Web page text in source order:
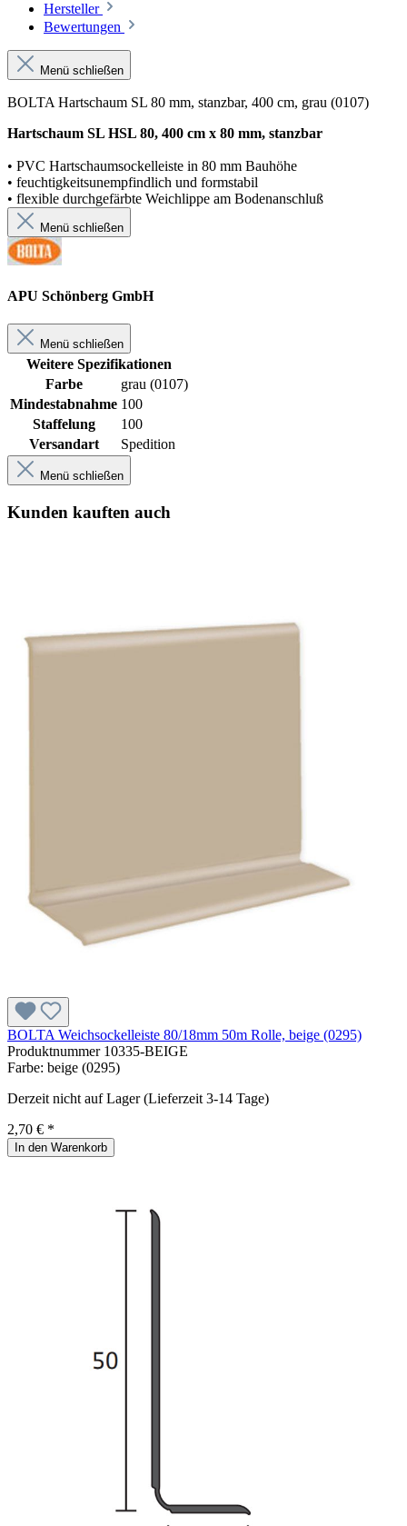
Hersteller
Bewertungen
Menü schließen
BOLTA Hartschaum SL 80 mm, stanzbar, 400 cm, grau (0107)
Hartschaum SL HSL 80, 400 cm x 80 mm, stanzbar
• PVC Hartschaumsockelleiste in 80 mm Bauhöhe
• feuchtigkeitsunempfindlich und formstabil
• flexible durchgefärbte Weichlippe am Bodenanschluß
Menü schließen
APU Schönberg GmbH
Menü schließen
Weitere Spezifikationen
Farbe
grau (0107)
Mindestabnahme 100
Staffelung
100
Versandart
Spedition
Menü schließen
Kunden kauften auch
BOLTA Weichsockelleiste 80/18mm 50m Rolle, beige (0295)
Produktnummer 10335-BEIGE
Farbe: beige (0295)
Derzeit nicht auf Lager (Lieferzeit 3-14 Tage)
2,70 € *
In den Warenkorb